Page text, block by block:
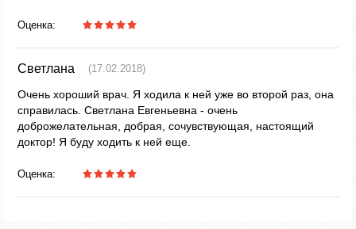
Оценка:
Светлана (17.02.2018)
Очень хороший врач. Я ходила к ней уже во второй раз, она
справилась. Светлана Евгеньевна - очень
доброжелательная, добрая, сочувствующая, настоящий
доктор! Я буду ходить к ней еще.
Оценка: